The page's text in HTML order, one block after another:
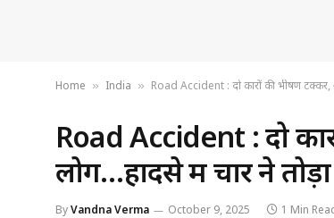
Home » India » Road Accident : दो कारों की भीषण
Road Accident : दो
लोग…हादसे में चार ने
ByVandna Verma October 9, 2025 1 Min